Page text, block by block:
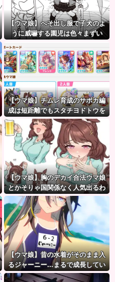
【ウマ娘】へそ出し服で子犬のよ
うに威嚇する園児は色々まずい
【ウマ娘】チムレ育成のサポカ編
成は短距離でもスタチヨドトウを
編成するってマジ！？ 根性サポカ
を編成していた意味…
【ウマ娘】胸のデカイ合法ウマ娘
とかそりゃ国関係なく人気出るわ
な
【ウマ娘】昔の水着がそのまま入
るジャーニー…まるで成長してい
ない！？